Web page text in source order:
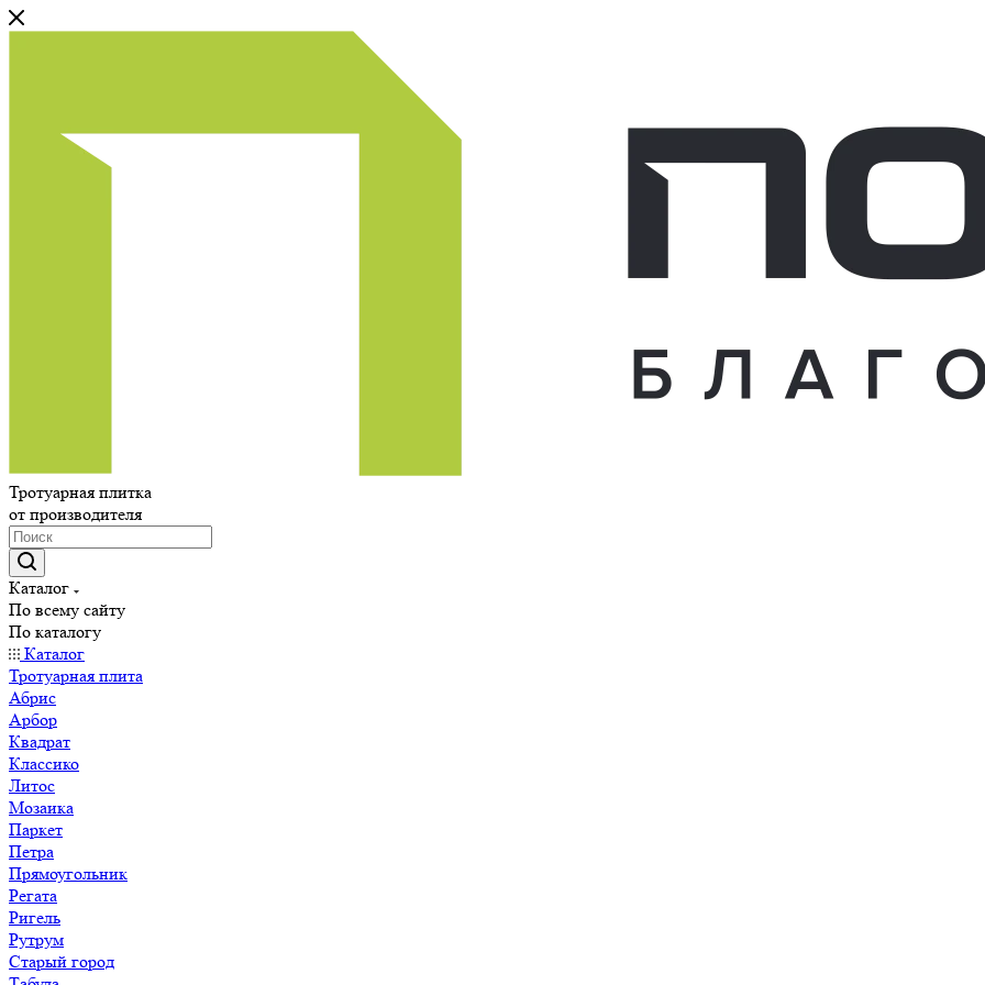
Тротуарная плитка
от производителя
Каталог
По всему сайту
По каталогу
Каталог
Тротуарная плита
Абрис
Арбор
Квадрат
Классико
Литос
Мозаика
Паркет
Петра
Прямоугольник
Регата
Ригель
Рутрум
Старый город